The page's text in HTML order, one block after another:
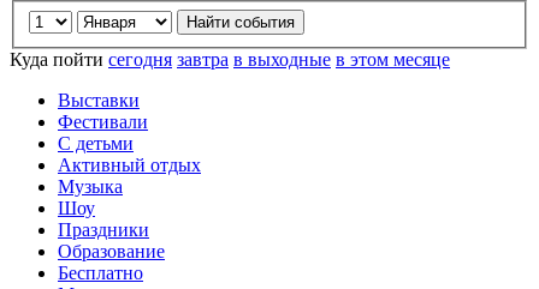
Куда пойти сегодня завтра в выходные в этом месяце
Выставки
Фестивали
С детьми
Активный отдых
Музыка
Шоу
Праздники
Образование
Бесплатно